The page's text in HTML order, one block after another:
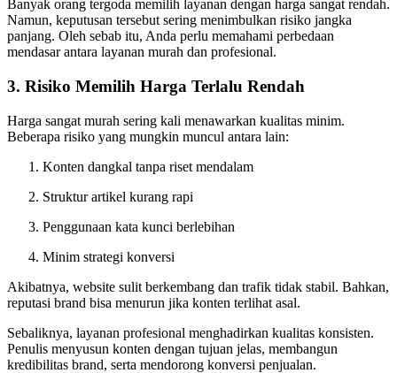
Banyak orang tergoda memilih layanan dengan harga sangat rendah.
Namun, keputusan tersebut sering menimbulkan risiko jangka
panjang. Oleh sebab itu, Anda perlu memahami perbedaan
mendasar antara layanan murah dan profesional.
3. Risiko Memilih Harga Terlalu Rendah
Harga sangat murah sering kali menawarkan kualitas minim.
Beberapa risiko yang mungkin muncul antara lain:
Konten dangkal tanpa riset mendalam
Struktur artikel kurang rapi
Penggunaan kata kunci berlebihan
Minim strategi konversi
Akibatnya, website sulit berkembang dan trafik tidak stabil. Bahkan,
reputasi brand bisa menurun jika konten terlihat asal.
Sebaliknya, layanan profesional menghadirkan kualitas konsisten.
Penulis menyusun konten dengan tujuan jelas, membangun
kredibilitas brand, serta mendorong konversi penjualan.